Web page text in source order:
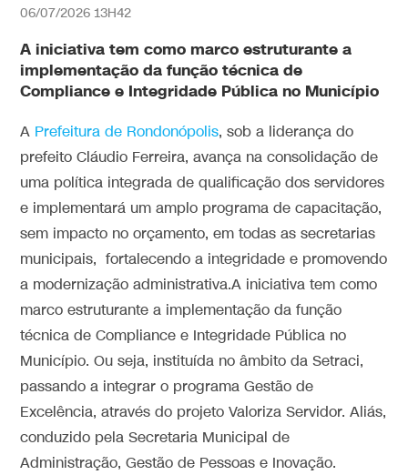
06/07/2026 13H42
A iniciativa tem como marco estruturante a
implementação da função técnica de
Compliance e Integridade Pública no Município
A Prefeitura de Rondonópolis, sob a liderança do
prefeito Cláudio Ferreira, avança na consolidação de
uma política integrada de qualificação dos servidores
e implementará um amplo programa de capacitação,
sem impacto no orçamento, em todas as secretarias
municipais, fortalecendo a integridade e promovendo
a modernização administrativa.A iniciativa tem como
marco estruturante a implementação da função
técnica de Compliance e Integridade Pública no
Município. Ou seja, instituída no âmbito da Setraci,
passando a integrar o programa Gestão de
Excelência, através do projeto Valoriza Servidor. Aliás,
conduzido pela Secretaria Municipal de
Administração, Gestão de Pessoas e Inovação.